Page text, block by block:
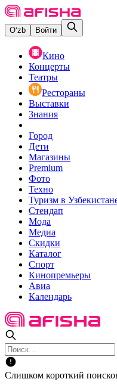
O‘zb Войти
Кино
Концерты
Театры
Рестораны
Выставки
Знания
Город
Дети
Магазины
Premium
Фото
Техно
Туризм в
Стендап
Мода
Медиа
Скидки
Каталог
Спорт
Кинопремьеры
Авиа
Календарь
Слишком короткий